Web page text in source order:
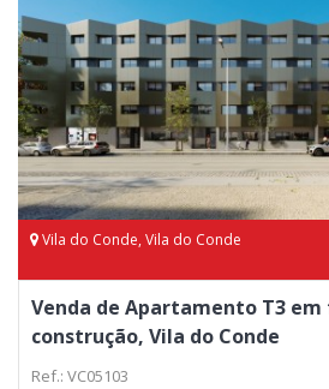
Vila do Conde, Vila do Conde
Venda de Apartamento T3 em
construção, Vila do Conde
Ref.: VC05103